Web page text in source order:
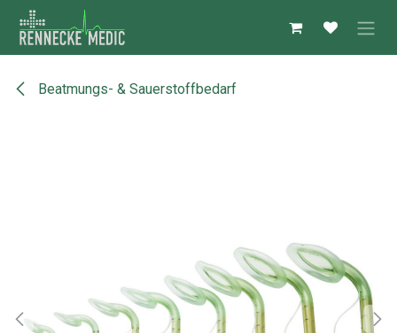
Zum Inhalt springen
Beatmungs- & Sauerstoffbedarf